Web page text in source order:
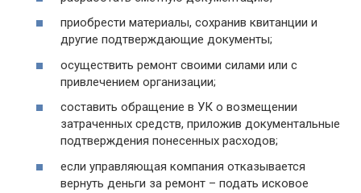
приобрести материалы, сохранив квитанции и
другие подтверждающие документы;
осуществить ремонт своими силами или с
привлечением организации;
составить обращение в УК о возмещении
затраченных средств, приложив документальные
подтверждения понесенных расходов;
если управляющая компания отказывается
вернуть деньги за ремонт – подать исковое